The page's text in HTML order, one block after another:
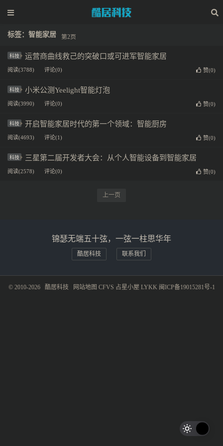
标签：智能家居 第2页
科技 运营商曲线救己的突破口或可进军智能家居
阅读(3788) 评论(0) 赞(0)
科技 小米公测Yeelight智能灯泡
阅读(3990) 评论(0) 赞(0)
科技 开启智能家居时代的第一个领域：智能厨房
阅读(4693) 评论(1) 赞(0)
科技 三星第二届开发者大会：从个人智能设备到智能家居
阅读(2578) 评论(0) 赞(0)
上一页
锦瑟无端五十弦，一弦一柱思华年
酷居科技 联系我们
© 2010-2026 酷居科技 网站地图 CFVS 占星小屋 LYKK 闽ICP备19015281号-1